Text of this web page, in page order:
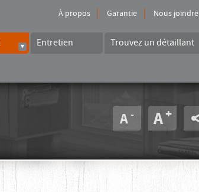
À propos Garantie Nous joindre
Entretien Trouvez un détaillant
A+
A-